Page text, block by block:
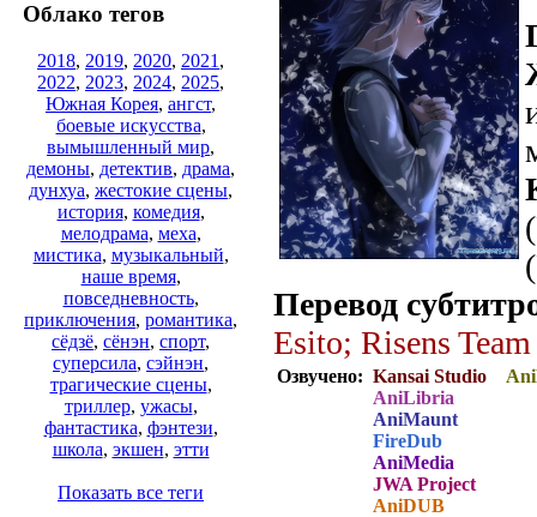
Облако тегов
2018, 2019, 2020, 2021 ,
2022, 2023, 2024, 2025,
Южная Корея, ангст,
боевые искусства,
вымышленный мир,
демоны, детектив, драма,
дунхуа, жестокие сцены,
история, комедия,
мелодрама, меха,
мистика, музыкальный,
наше время,
повседневность,
приключения, романтика,
сёдзё, сёнэн, спорт,
суперсила, сэйнэн,
трагические сцены,
триллер, ужасы,
фантастика, фэнтези,
школа, экшен, этти
Показать все теги
Перевод
Esito; Risens Team
Озвучено: Kansai Studio
AniLibria
AniMaunt
FireDub
AniMedia
JWA Project
AniDUB